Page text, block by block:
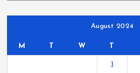
August 2024
M T W T
1